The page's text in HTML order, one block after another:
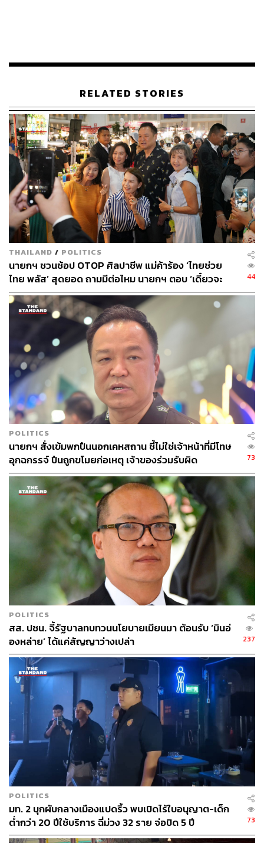
เราควรจะรื้ออะไร ควรจะไม่ทำอะไร เพื่อให้บ้านเมืองดีขึ้น
คือคำถามแรกที่สุทธิชัยโยนขึ้นในวงสนทนาเพื่อให้ผู้เข้าร่วม
แต่ละคนได้แสดงความคิดเห็น
คุณหญิงสุดารัตน์:ชี้ว่ายังคงต้องมองเป็นสองเรื่องคือด้าน
ปัญหากับด้านอนาคต การออกจากหล่มต้องขึ้นอยู่กับทุกฝ่าย
เรายังต้องวิ่งให้ทันกระแสเทคโนโลยีที่เป็นโอกาสในการแก้
ปัญหา เช่น หล่มของปัญหาทุจริต การโกงเงินคนจน บล็อก
เชนก็อาจนำมาแก้ปัญหานี้ได้
พริษฐ์:
เริ่มต้นพูดถึงความฝัน อยากเห็นอนาคตไทยมีความ
หลากหลายและหมดความเหลื่อมล้ำ การนำประเทศกลับสู่
ระบอบประชาธิปไตย การรื้อเรื่องการศึกษาจึงเป็นคำตอบ
อนุทิน:กล่าวว่าทุกคน ทุกพรรคถูกเซตซีโร่ ไม่มีใครได้อยู่
ร่วมในศูนย์กลางอำนาจของ คสช. ดังนั้นการกล่าวหาเรื่อง
อิทธิพลก็เป็นเรื่องของเจ้าหน้าที่รัฐที่ต้องไปตรวจสอบ ผลของ
การเลือกตั้งออกมาอย่างไร ทุกคนต้องเคารพ ไม่มีใครเป็น
ศัตรูกับใคร ทุกคนทำตามหน้าที่
ธนาธร: “ขอไม่เรียกทหารออกมาทำรัฐประหาร” คือคำตอบ
ของชายที่ออกตัวว่าชีวิตผ่านรัฐประหารมาแล้ว 4 ครั้ง สิ่ง
แรกที่ต้องรื้อคือ “อย่าเอาอำนาจนอกระบบ อำนาจนอก
รัฐสภามาใช้ ต้องกลับมาเชื่อมั่นศักยภาพเราทุกคน” อย่างที่
สองที่ต้องรื้อคือรัฐธรรมนูญ ต้องแก้ไขรัฐธรรมนูญ
ได้สำทับเพิ่มเติมต่อความคิดเห็นของธนาธรว่า
นอกจากภัยคุกคามของเผด็จการรัฐประหารก็ยังมีภัยจาก
เผด็จการเสียงข้างมากที่ใช้เสียงข้างมากออกกฎหมายทำลาย
ระบบถ่วงดุลตรวจสอบ ซึ่งก็ต้องก้าวข้ามไปให้ได้
ขณะที่ในคำถามถัดมากลายเป็นเผือกร้อนถูกโยนไปที่นักการ
เมืองรุ่นเก่า เมื่อเป็นส่วนหนึ่งของผู้สร้างปัญหาให้ทหารต้อง
RELATED STORIES
THAILAND / POLITICS
นายกฯ ชวนช้อป OTOP ศิลปาชีพ แม่ค้าร้อง ‘ไทยช่วย
ไทย พลัส’ สุดยอด ถามมีต่อไหม นายกฯ ตอบ ‘เดี๋ยวจะ
พยายาม’
44
POLITICS
นายกฯ สั่งเข้มพกปืนนอกเคหสถาน ชี้ไม่ใช่เจ้าหน้าที่มีโทษ
อุกฉกรรจ์ ปืนถูกขโมยก่อเหตุ เจ้าของร่วมรับผิด
73
POLITICS
สส. ปชน. จี้รัฐบาลทบทวนนโยบายเมียนมา ต้อนรับ ‘มินอ่
องหล่าย’ ได้แค่สัญญาว่างเปล่า
237
POLITICS
มท. 2 บุกผับกลางเมืองแปดริ้ว พบเปิดไร้ใบอนุญาต-เด็ก
ต่ำกว่า 20 ปีใช้บริการ ฉี่ม่วง 32 ราย จ่อปิด 5 ปี
73